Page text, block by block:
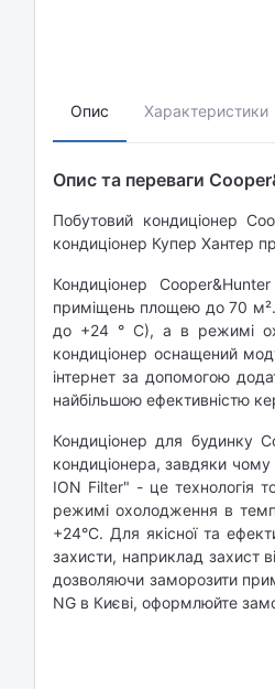
Опис Характеристики
Опис та переваги
Побутовий кондиціонер
кондиціонер Купер Хантер
Кондиціонер
приміщень площею до 70 м².
до +24 ° С), а в режимі
кондиціонер оснащений
інтернет за допомогою
найбільшою ефективністю
Кондиціонер для будинку
кондиціонера, завдяки
ION Filter" - це технологія
режимі охолодження в
+24°С. Для якісної та
захисти, наприклад захист
дозволяючи заморозити
NG в Києві, оформлюйте